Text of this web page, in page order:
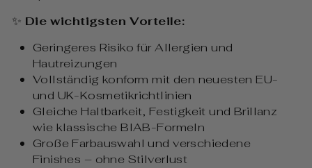
✨ Die wichtigsten Vorteile:
Geringeres Risiko für Allergien und
Hautreizungen
Vollständig konform mit den neuesten EU-
und UK-Kosmetikrichtlinien
Gleiche Haltbarkeit, Festigkeit und Brillanz
wie klassische BIAB-Formeln
Große Farbauswahl und verschiedene
Finishes – ohne Stilverlust